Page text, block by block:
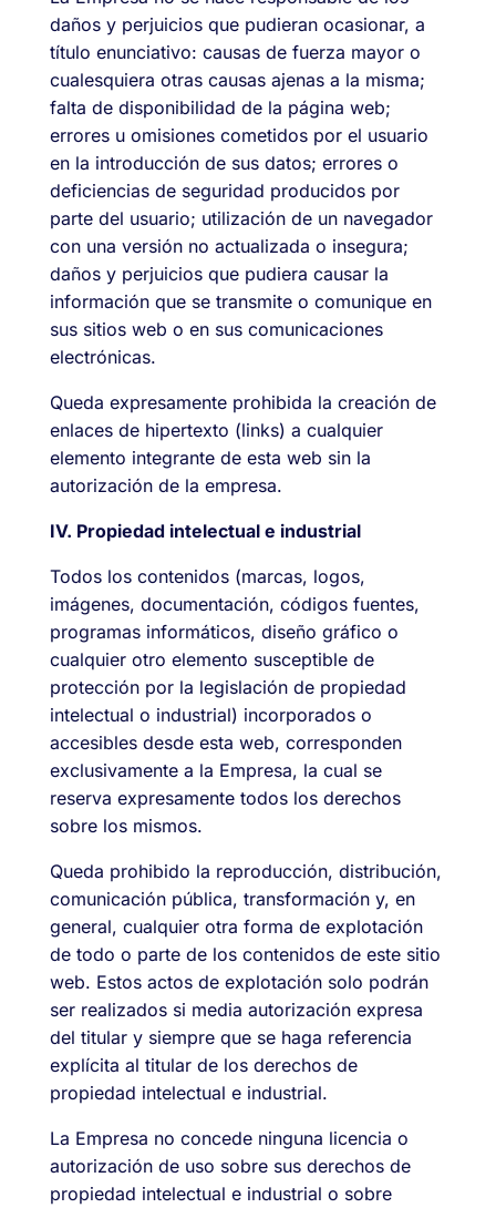
daños y perjuicios que pudieran ocasionar, a
título enunciativo: causas de fuerza mayor o
cualesquiera otras causas ajenas a la misma;
falta de disponibilidad de la página web;
errores u omisiones cometidos por el usuario
en la introducción de sus datos; errores o
deficiencias de seguridad producidos por
parte del usuario; utilización de un navegador
con una versión no actualizada o insegura;
daños y perjuicios que pudiera causar la
información que se transmite o comunique en
sus sitios web o en sus comunicaciones
electrónicas.
Queda expresamente prohibida la creación de
enlaces de hipertexto (links) a cualquier
elemento integrante de esta web sin la
autorización de la empresa.
IV. Propiedad intelectual e industrial
Todos los contenidos (marcas, logos,
imágenes, documentación, códigos fuentes,
programas informáticos, diseño gráfico o
cualquier otro elemento susceptible de
protección por la legislación de propiedad
intelectual o industrial) incorporados o
accesibles desde esta web, corresponden
exclusivamente a la Empresa, la cual se
reserva expresamente todos los derechos
sobre los mismos.
Queda prohibido la reproducción, distribución,
comunicación pública, transformación y, en
general, cualquier otra forma de explotación
de todo o parte de los contenidos de este sitio
web. Estos actos de explotación solo podrán
ser realizados si media autorización expresa
del titular y siempre que se haga referencia
explícita al titular de los derechos de
propiedad intelectual e industrial.
La Empresa no concede ninguna licencia o
autorización de uso sobre sus derechos de
propiedad intelectual e industrial o sobre